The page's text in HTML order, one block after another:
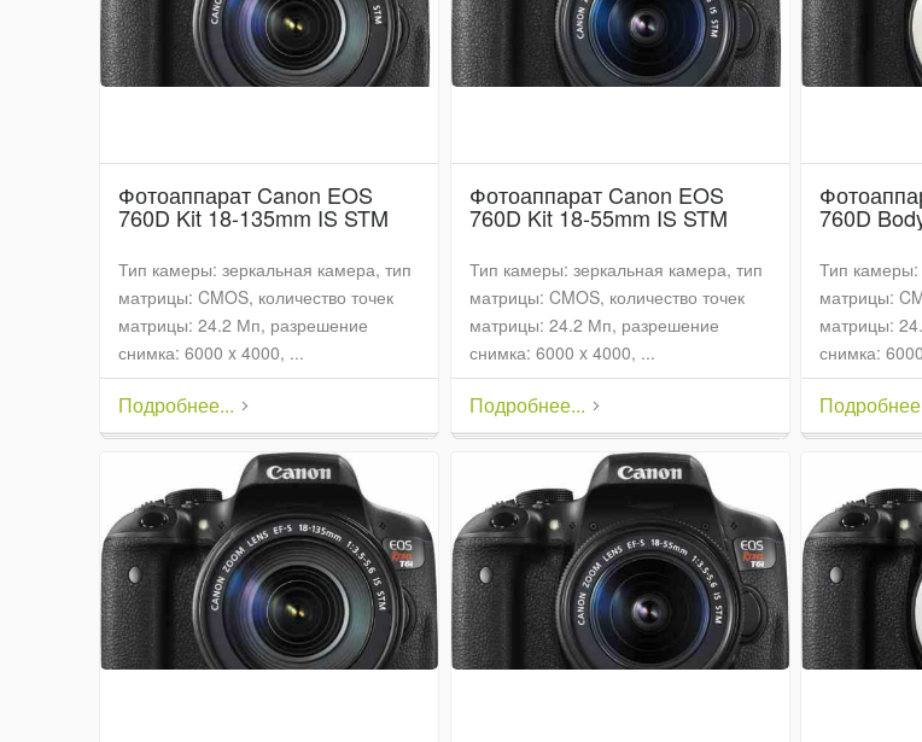
Фотоаппарат Canon EOS
760D Kit 18-135mm IS STM
Тип камеры: зеркальная камера, тип
матрицы: CMOS, количество точек
матрицы: 24.2 Мп, разрешение
снимка: 6000 x 4000, ...
Подробнее...
Фотоаппарат Canon EOS
760D Kit 18-55mm IS STM
Тип камеры: зеркальная камера, тип
матрицы: CMOS, количество точек
матрицы: 24.2 Мп, разрешение
снимка: 6000 x 4000, ...
Подробнее...
760D
Тип камеры:
матрицы:
матрицы:
снимка: